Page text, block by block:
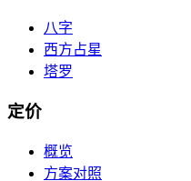
八字
西方占星
塔罗
定价
概览
方案对照